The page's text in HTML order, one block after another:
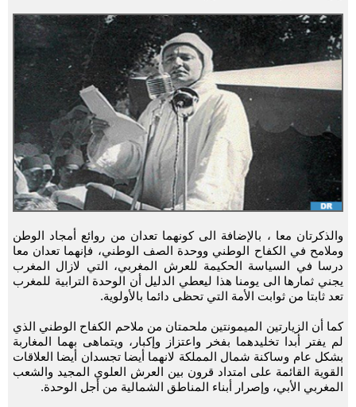
والذكرتان معا ، بالإضافة الى كونهما تعدان من روائع أمجاد الوطن
وملامح في الكفاح الوطني ووحدة الصف الوطني، فإنهما تعدان معا
درسا في السياسة الحكيمة للعرش المغربي، التي لازال المغرب
يجني ثمارها الى يومنا هذا ليعطي الدليل أن الوحدة الترابية للمغرب
تعد ثابتا من ثوابت الأمة التي تحظى دائما بالأولوية.
كما أن الزيارتين الميمونتين ملحمتان من ملاحم الكفاح الوطني الذي
لم يفتر أبدا تخليدهما بفخر واعتزاز وإكبار، ويتماهى بهما المغاربة
بشكل عام وساكنة شمال المملكة لانهما أيضا تجسدان أيضا العلاقات
القوية القائمة على امتداد قرون بين العرش العلوي المجيد والشعب
المغربي الأبي، وإصرار أبناء المناطق الشمالية من أجل الوحدة.